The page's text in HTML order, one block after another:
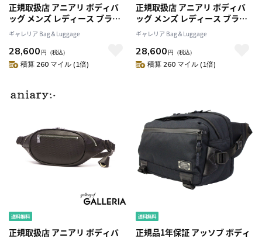
正規取扱店 アニアリ ボディバ
ッグ メンズ レディース ブラン
ド きれいめ aniary ショルダー
バッグ 本革 コンパクト 軽量 斜
めがけ 大人 レザー 横型 30代 40
代 上品 日本製 ジー-フィルム レ
ギャレリア Bag＆Luggage
28,600 円 （税込）
積算 260 マイル (1倍)
正規取扱店 アニアリ ボディバ
ッグ メンズ レディース ブラン
ド きれいめ aniary ショルダー
バッグ 本革 コンパクト 軽量 斜
めがけ 大人 レザー 横型 30代 40
代 上品 日本製 ジー-フィルム レ
ギャレリア Bag＆Luggage
28,600 円 （税込）
積算 260 マイル (1倍)
正規取扱店 アニアリ ボディバ
正規品1年保証 アッソブ ボディ